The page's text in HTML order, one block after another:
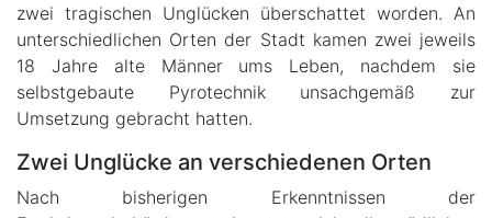
zwei tragischen Unglücken überschattet worden. An
unterschiedlichen Orten der Stadt kamen zwei jeweils
18 Jahre alte Männer ums Leben, nachdem sie
selbstgebaute Pyrotechnik unsachgemäß zur
Umsetzung gebracht hatten.
Zwei Unglücke an verschiedenen Orten
Nach bisherigen Erkenntnissen der